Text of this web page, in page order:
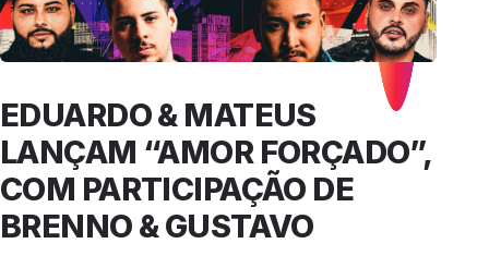
EDUARDO & MATEUS
LANÇAM “AMOR FORÇADO”,
COM PARTICIPAÇÃO DE
BRENNO & GUSTAVO